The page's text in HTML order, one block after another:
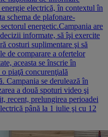
electrică, în contextul în
schema de plafonare-
energetic.Campania are
informate, să îşi exercite
costuri suplimentare şi să
de comparare a ofertelor
aceasta se înscrie în
piaţă concurenţială
Campania se derulează în
a două spoturi video şi
recent, prelungirea perioadei
până la 1 iulie şi cu 12